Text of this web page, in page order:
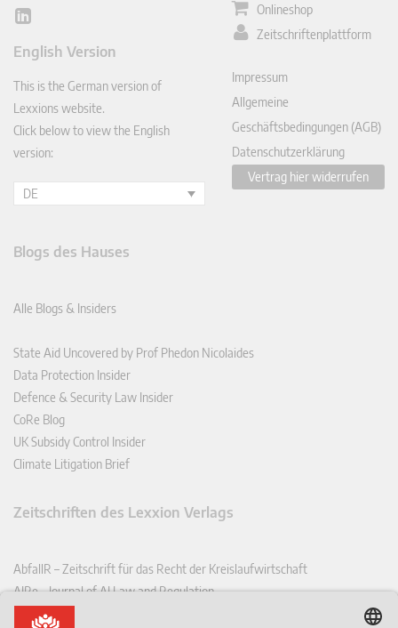
Lin
In
English Version
This is the German version of
Lexxions website.
Click below to view the English
version:
DE
Onlineshop
Zeitschriftenplattform
Impressum
Allgemeine
Geschäftsbedingungen (AGB)
Datenschutzerklärung
Vertrag hier widerrufen
Blogs des Hauses
Alle Blogs & Insiders
State Aid Uncovered by Prof Phedon Nicolaides
Data Protection Insider
Defence & Security Law Insider
CoRe Blog
UK Subsidy Control Insider
Climate Litigation Brief
Zeitschriften des Lexxion Verlags
AbfallR – Zeitschrift für das Recht der Kreislaufwirtschaft
AIRe – Journal of AI Law and Regulation
CCLR – Carbon & Climate Law Review